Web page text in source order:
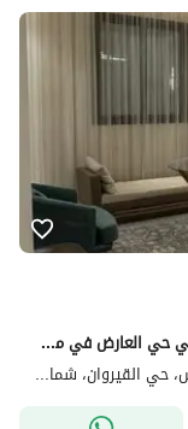
شقة مؤثثة وفاخرة للإيجار في مشروع الخيالة 4 في حي العارض في مدينة الرياض
شارع شهيد الدين ثم الوطن يحيى محمد يحيى الش، حي القيروان، شمال الرياض، الرياض